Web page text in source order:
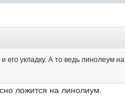
его укладку. А то ведь линолеум на
ложится на линолиум.